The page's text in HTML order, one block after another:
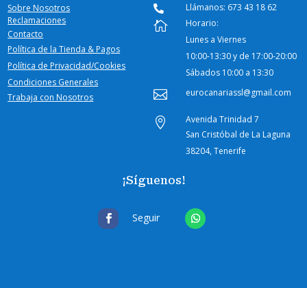
Sobre Nosotros
Reclamaciones
Contacto
Política de la Tienda & Pagos
Política de Privacidad/Cookies
Condiciones Generales
Trabaja con Nosotros
 Llámanos: 673 43 18 62

Horario:
Lunes a Viernes
10:00-13:30 y de 17:00-20:00
Sábados 10:00 a 13:30
 eurocanariassl@gmail.com

Avenida Trinidad 7
San Cristóbal de La Laguna
38204, Tenerife
¡Síguenos!
Seguir